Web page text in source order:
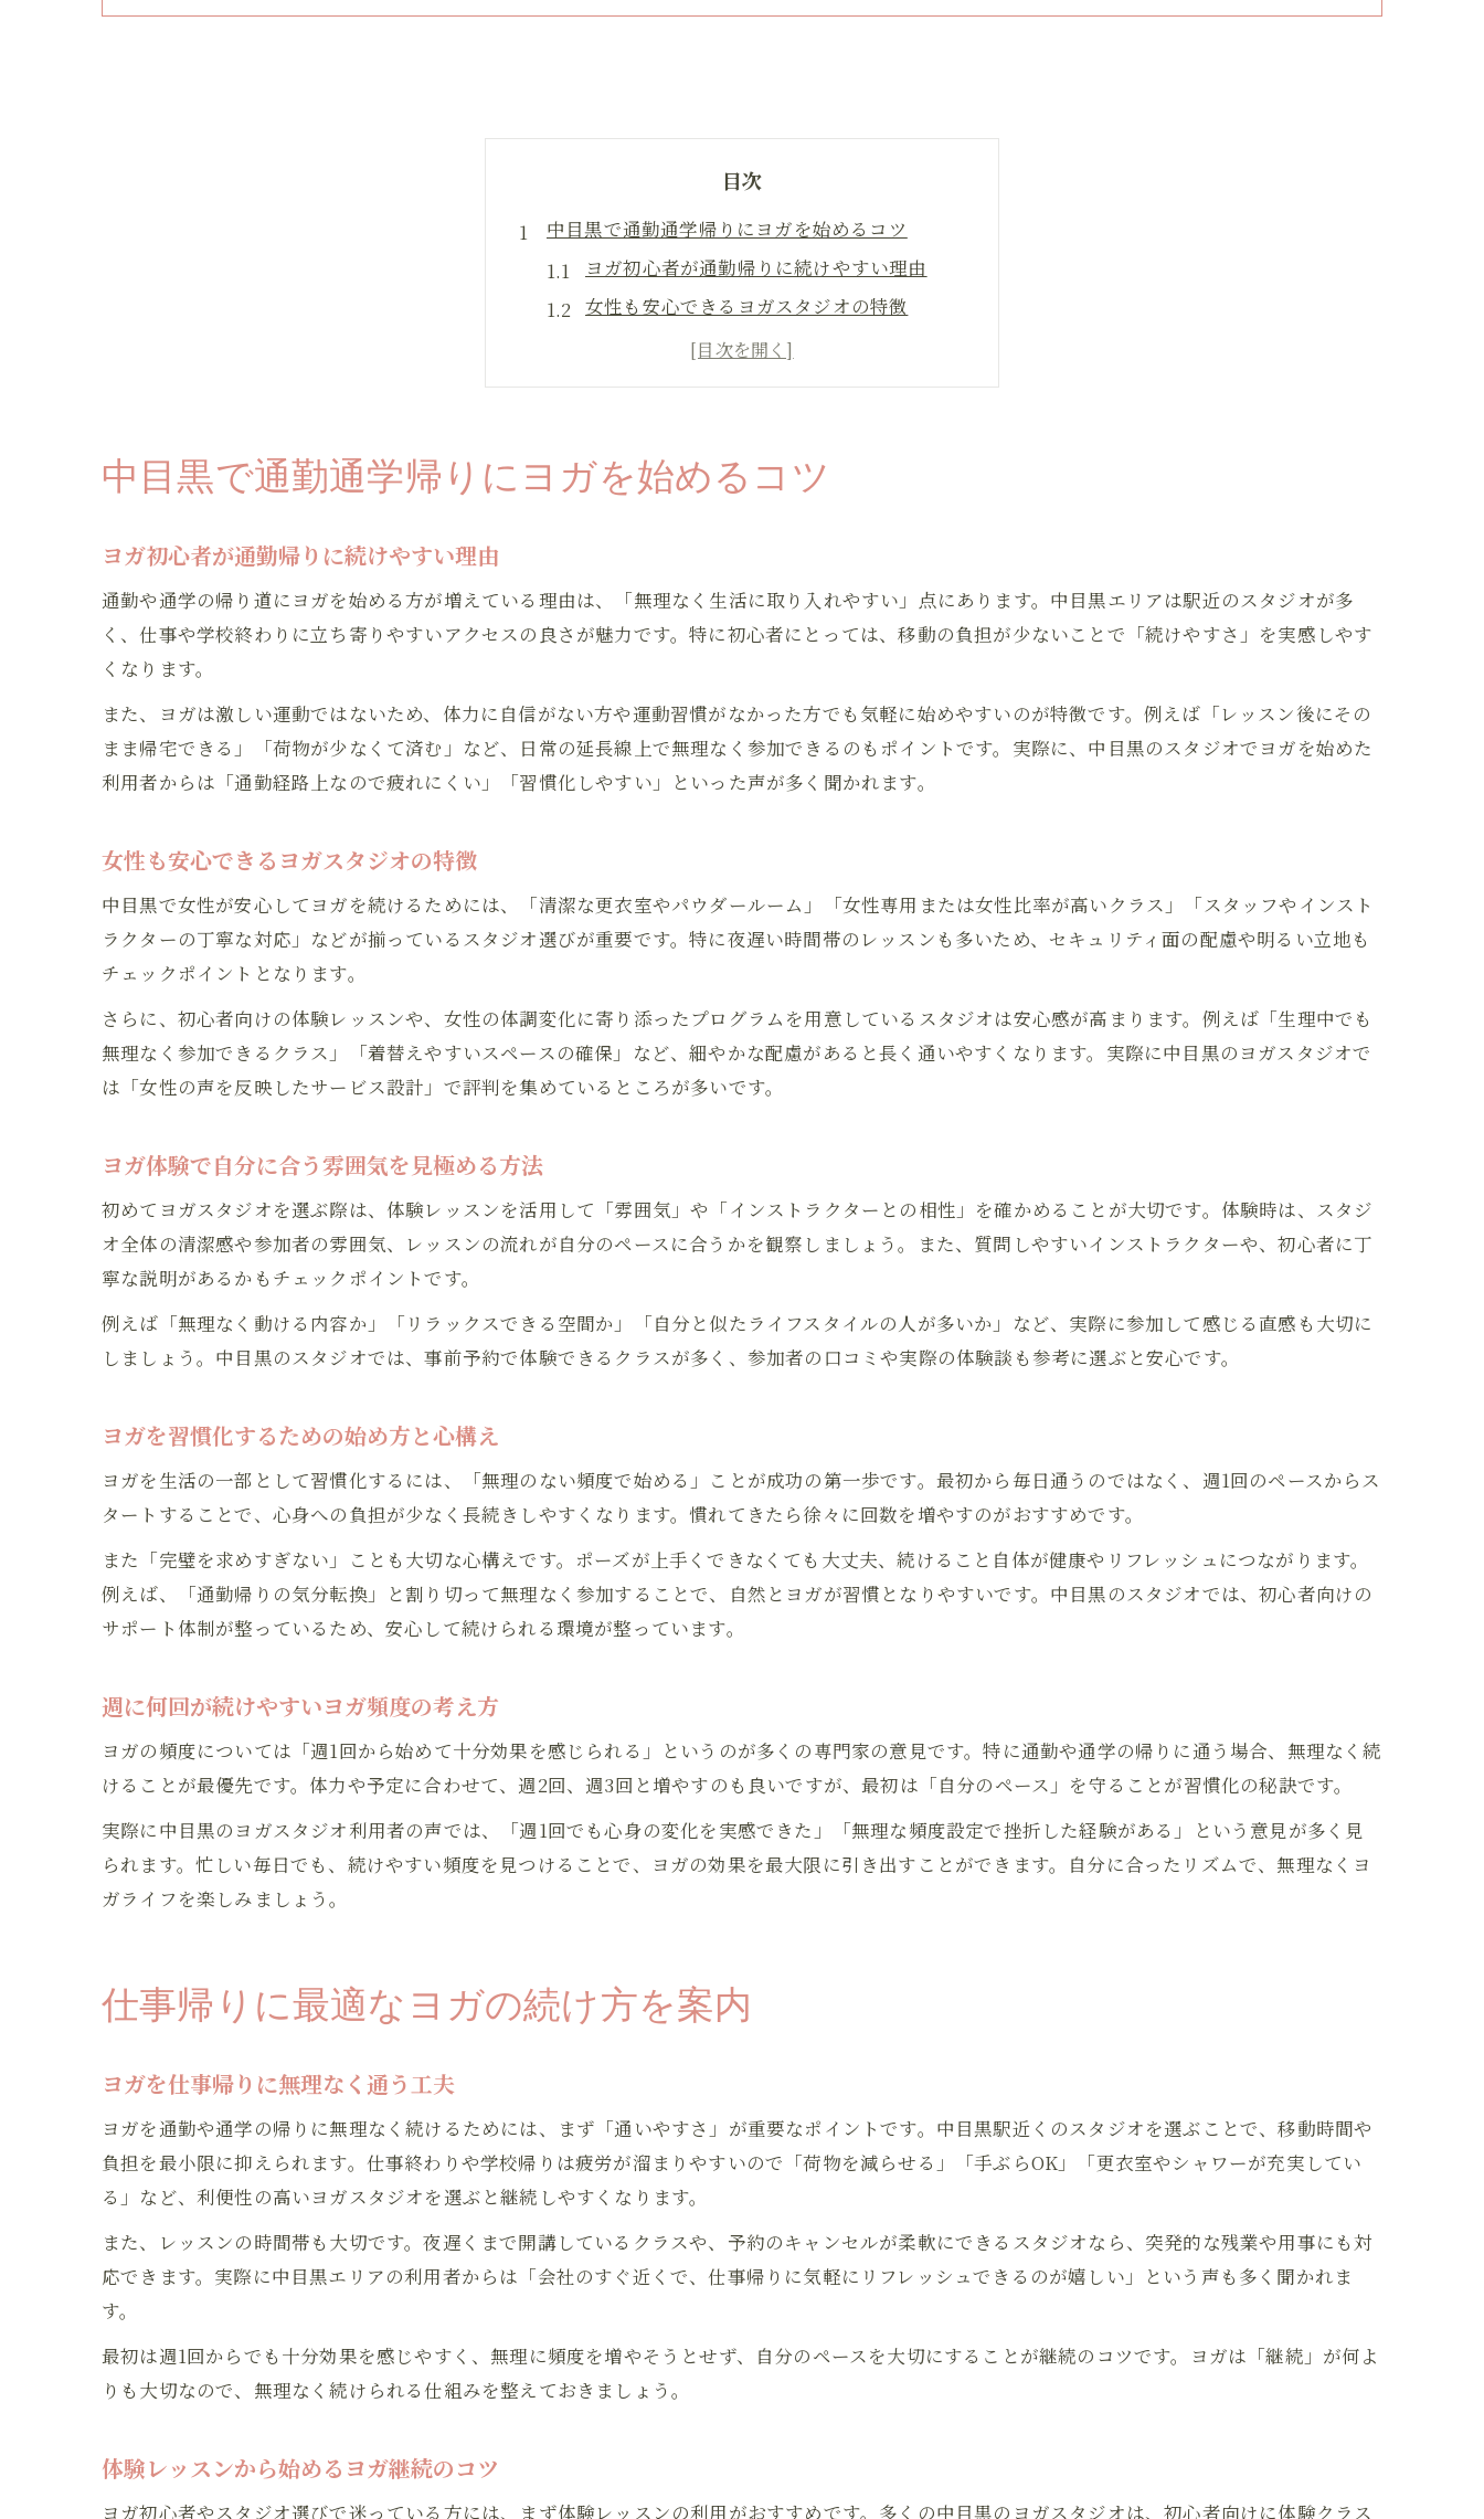
目次
中目黒で通勤通学帰りにヨガを始めるコツ
ヨガ初心者が通勤帰りに続けやすい理由
女性も安心できるヨガスタジオの特徴
ヨガ体験で自分に合う雰囲気を見極める方法
ヨガを習慣化するための始め方と心構え
仕事帰りに最適なヨガの続け方を案内
ヨガを仕事帰りに無理なく通う工夫
ホットヨガのメリットと注意点を解説
ヨガ初心者におすすめ体験レッスンの流れ
中目黒で受けられるヨガ体験の魅力
ヨガの服装や持ち物に迷った時の安心ポイント
季節に合わせたヨガ服装の選び方
汗対策グッズで快適なヨガ体験を実現
自分に合うヨガスタジオの見極め方
女性・男性問わず通いやすい理由とは
設備やアクセスが快適なヨガ選びの基準
ホットヨガと通常ヨガの違いを解説
仕事や通学後に癒されるヨガの魅力
無理せず続くヨガ習慣化の秘訣
ヨガで得られる心身リフレッシュ効果
中目黒で通勤通学帰りにヨガを始めるコツ
ヨガ初心者が通勤帰りに続けやすい理由
通勤や通学の帰り道にヨガを始める方が増えている理由は、「無理なく生活に取り入れやすい」点にあります。中目黒エリアは駅近のスタジオが多
く、仕事や学校終わりに立ち寄りやすいアクセスの良さが魅力です。特に初心者にとっては、移動の負担が少ないことで「続けやすさ」を実感しやす
くなります。
また、ヨガは激しい運動ではないため、体力に自信がない方や運動習慣がなかった方でも気軽に始めやすいのが特徴です。例えば「レッスン後にその
まま帰宅できる」「荷物が少なくて済む」など、日常の延長線上で無理なく参加できるのもポイントです。実際に、中目黒のスタジオでヨガを始めた
利用者からは「通勤経路上なので疲れにくい」「習慣化しやすい」といった声が多く聞かれます。
女性も安心できるヨガスタジオの特徴
中目黒で女性が安心してヨガを続けるためには、「清潔な更衣室やパウダールーム」「女性専用または女性比率が高いクラス」「スタッフやインスト
ラクターの丁寧な対応」などが揃っているスタジオ選びが重要です。特に夜遅い時間帯のレッスンも多いため、セキュリティ面の配慮や明るい立地も
チェックポイントとなります。
さらに、初心者向けの体験レッスンや、女性の体調変化に寄り添ったプログラムを用意しているスタジオは安心感が高まります。例えば「生理中でも
無理なく参加できるクラス」「着替えやすいスペースの確保」など、細やかな配慮があると長く通いやすくなります。実際に中目黒のヨガスタジオで
は「女性の声を反映したサービス設計」で評判を集めているところが多いです。
ヨガ体験で自分に合う雰囲気を見極める方法
初めてヨガスタジオを選ぶ際は、体験レッスンを活用して「雰囲気」や「インストラクターとの相性」を確かめることが大切です。体験時は、スタジ
オ全体の清潔感や参加者の雰囲気、レッスンの流れが自分のペースに合うかを観察しましょう。また、質問しやすいインストラクターや、初心者に丁
寧な説明があるかもチェックポイントです。
例えば「無理なく動ける内容か」「リラックスできる空間か」「自分と似たライフスタイルの人が多いか」など、実際に参加して感じる直感も大切に
しましょう。中目黒のスタジオでは、事前予約で体験できるクラスが多く、参加者の口コミや実際の体験談も参考に選ぶと安心です。
ヨガを習慣化するための始め方と心構え
ヨガを生活の一部として習慣化するには、「無理のない頻度で始める」ことが成功の第一歩です。最初から毎日通うのではなく、週1回のペースからス
タートすることで、心身への負担が少なく長続きしやすくなります。慣れてきたら徐々に回数を増やすのがおすすめです。
また「完璧を求めすぎない」ことも大切な心構えです。ポーズが上手くできなくても大丈夫、続けること自体が健康やリフレッシュにつながります。
例えば、「通勤帰りの気分転換」と割り切って無理なく参加することで、自然とヨガが習慣となりやすいです。中目黒のスタジオでは、初心者向けの
サポート体制が整っているため、安心して続けられる環境が整っています。
週に何回が続けやすいヨガ頻度の考え方
ヨガの頻度については「週1回から始めて十分効果を感じられる」というのが多くの専門家の意見です。特に通勤や通学の帰りに通う場合、無理なく続
けることが最優先です。体力や予定に合わせて、週2回、週3回と増やすのも良いですが、最初は「自分のペース」を守ることが習慣化の秘訣です。
実際に中目黒のヨガスタジオ利用者の声では、「週1回でも心身の変化を実感できた」「無理な頻度設定で挫折した経験がある」という意見が多く見
られます。忙しい毎日でも、続けやすい頻度を見つけることで、ヨガの効果を最大限に引き出すことができます。自分に合ったリズムで、無理なくヨ
ガライフを楽しみましょう。
仕事帰りに最適なヨガの続け方を案内
ヨガを仕事帰りに無理なく通う工夫
ヨガを通勤や通学の帰りに無理なく続けるためには、まず「通いやすさ」が重要なポイントです。中目黒駅近くのスタジオを選ぶことで、移動時間や
負担を最小限に抑えられます。仕事終わりや学校帰りは疲労が溜まりやすいので「荷物を減らせる」「手ぶらOK」「更衣室やシャワーが充実してい
る」など、利便性の高いヨガスタジオを選ぶと継続しやすくなります。
また、レッスンの時間帯も大切です。夜遅くまで開講しているクラスや、予約のキャンセルが柔軟にできるスタジオなら、突発的な残業や用事にも対
応できます。実際に中目黒エリアの利用者からは「会社のすぐ近くで、仕事帰りに気軽にリフレッシュできるのが嬉しい」という声も多く聞かれま
す。
最初は週1回からでも十分効果を感じやすく、無理に頻度を増やそうとせず、自分のペースを大切にすることが継続のコツです。ヨガは「継続」が何よ
りも大切なので、無理なく続けられる仕組みを整えておきましょう。
体験レッスンから始めるヨガ継続のコツ
ヨガ初心者やスタジオ選びで迷っている方には、まず体験レッスンの利用がおすすめです。多くの中目黒のヨガスタジオは、初心者向けに体験クラス
お問い合わせはこちら